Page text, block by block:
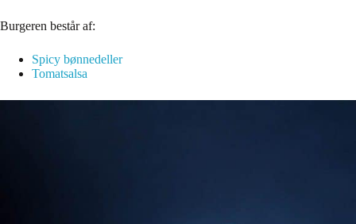
Burgeren består af:
Spicy bønnedeller
Tomatsalsa